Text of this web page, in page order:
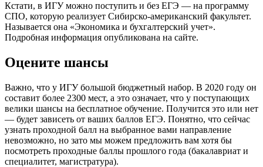
Кстати, в ИГУ можно поступить и без ЕГЭ — на программу
СПО, которую реализует Сибирско-американский факультет.
Называется она «Экономика и бухгалтерский учет».
Подробная информация опубликована на сайте.
Оцените шансы
Важно, что у ИГУ большой бюджетный набор. В 2020 году он
составит более 2300 мест, а это означает, что у поступающих
велики шансы на бесплатное обучение. Получится это или нет
— будет зависеть от ваших баллов ЕГЭ. Понятно, что сейчас
узнать проходной балл на выбранное вами направление
невозможно, но зато мы можем предложить вам хотя бы
посмотреть проходные баллы прошлого года (бакалавриат и
специалитет, магистратура).